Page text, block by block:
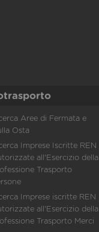
Aree di Fermata e
Osta
Imprese Iscritte REN
all'Esercizio della
Trasporto
Imprese iscritte REN
all'Esercizio della
Trasporto Merci